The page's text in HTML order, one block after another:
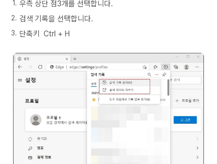
우측 상단 점3개를 선택합니다.
검색 기록을 선택합니다.
단축키 Ctrl + H